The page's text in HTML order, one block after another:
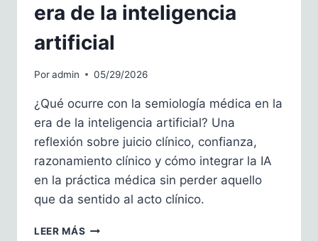
era de la inteligencia
artificial
Poradmin 05/29/2026
¿Qué ocurre con la semiología médica en la
era de la inteligencia artificial? Una
reflexión sobre juicio clínico, confianza,
razonamiento clínico y cómo integrar la IA
en la práctica médica sin perder aquello
que da sentido al acto clínico.
LEER MÁS QUE